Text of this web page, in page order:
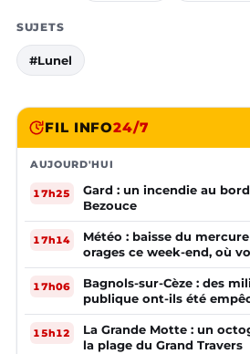
SUJETS
#Lunel
FIL INFO24/7
AUJOURD'HUI
17h25
Gard : un incendie au
Bezouce
17h14
Météo : baisse du
orages ce week-end, où
17h06
Bagnols-sur-Cèze : des
publique ont-ils été
la mairie ?
15h12
La Grande Motte : un
la plage du Grand Travers